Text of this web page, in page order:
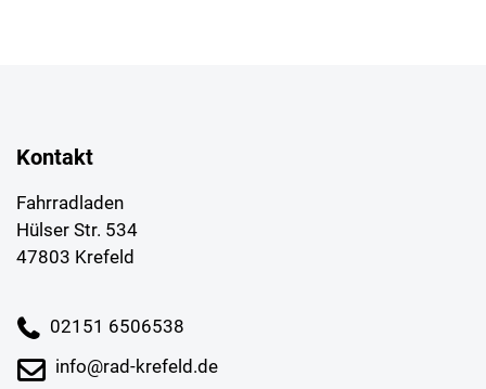
Kontakt
Fahrradladen
Hülser Str. 534
47803 Krefeld
02151 6506538
info@rad-krefeld.de